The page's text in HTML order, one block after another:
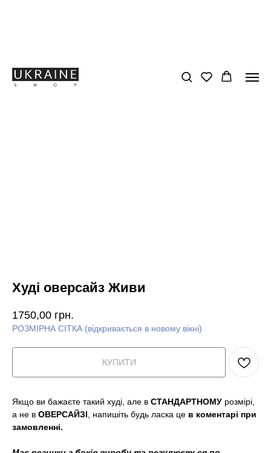
Худі оверсайз Живи
1750,00 грн.
РОЗМІРНА СІТКА (відкривається в новому вікні)
КУПИТИ
Якщо ви бажаєте такий худі, але в СТАНДАРТНОМУ розмірі,
а не в ОВЕРСАЙЗІ, напишіть будь ласка це в коментарі при
замовленні.